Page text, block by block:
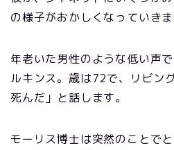
の様子がおかしくなっていきま
年老いた男性のような低い声
ルキンス。歳は72で、リビン
死んだ」と話します。
モーリス博士は突然のことで